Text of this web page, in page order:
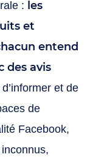
: les
et
entend
des avis
et de
de
Facebook,